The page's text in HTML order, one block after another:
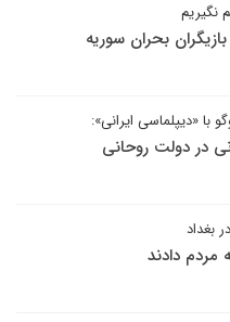
نگیریم
بحران سوریه
«دیپلماسی ایرانی»:
در دولت روحانی
بغداد
مردم دادند